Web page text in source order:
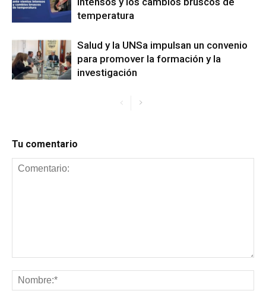
temperatura
Salud y la UNSa impulsan un convenio
para promover la formación y la
investigación
Tu comentario